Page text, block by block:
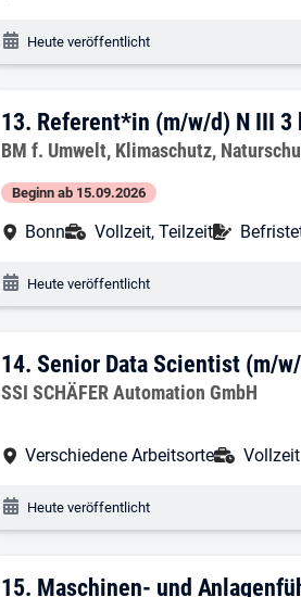
Veröffentlichungsdatum:
Heute veröffentlicht
13. Ergebnis:
13. Referent*in (m/w/d) N III
Arbeitgeber:
BM f. Umwelt, Klimaschutz,
Beginn ab 15.09.2026
Arbeitsort:
Bonn Anstellungsart:
Vollzeit, Teilzeit
Veröffentlichungsdatum:
Heute veröffentlicht
14. Ergebnis: Senior
14.Senior Data Scientist (m/
Arbeitgeber:
SSI SCHÄFER Automation GmbH
Arbeitsort:
Verschiedene Arbeitsorte Vollzeit
Veröffentlichungsdatum:
Heute veröffentlicht
15. Maschinen- und